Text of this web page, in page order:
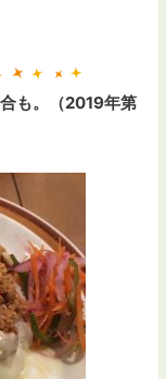
も。（2019年第